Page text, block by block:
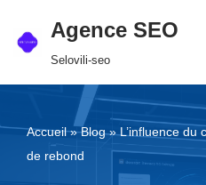
Aller
Agence SEO
Selovili-seo
Accueil»Blog»L’influence du
de rebond